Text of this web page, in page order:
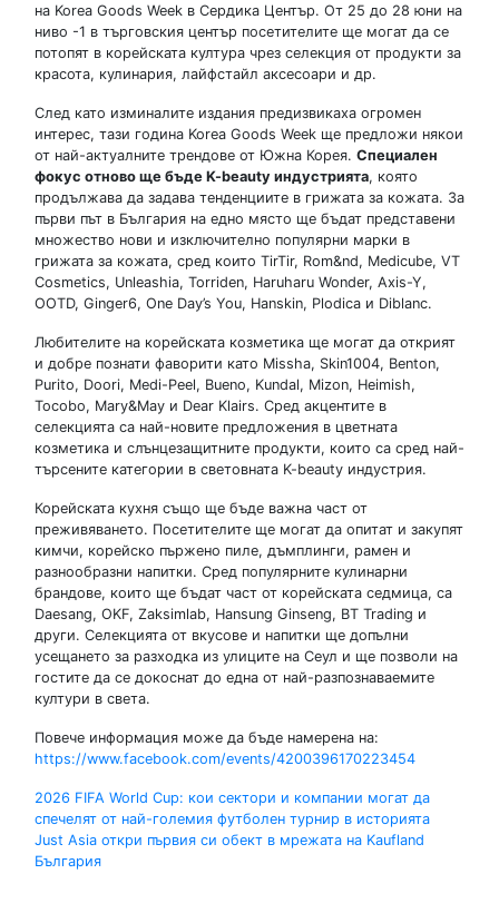
на Korea Goods Week в Сердика Център. От 25 до 28 юни на
ниво -1 в търговския център посетителите ще могат да се
потопят в корейската култура чрез селекция от продукти за
красота, кулинария, лайфстайл аксесоари и др.
След като изминалите издания предизвикаха огромен
интерес, тази година Korea Goods Week ще предложи някои
от най-актуалните трендове от Южна Корея. Специален
фокус отново ще бъде K-beauty индустрията, която
продължава да задава тенденциите в грижата за кожата. За
първи път в България на едно място ще бъдат представени
множество нови и изключително популярни марки в
грижата за кожата, сред които TirTir, Rom&nd, Medicube, VT
Cosmetics, Unleashia, Torriden, Haruharu Wonder, Axis-Y,
OOTD, Ginger6, One Day’s You, Hanskin, Plodica и Diblanc.
Любителите на корейската козметика ще могат да открият
и добре познати фаворити като Missha, Skin1004, Benton,
Purito, Doori, Medi-Peel, Bueno, Kundal, Mizon, Heimish,
Tocobo, Mary&May и Dear Klairs. Сред акцентите в
селекцията са най-новите предложения в цветната
козметика и слънцезащитните продукти, които са сред най-
търсените категории в световната K-beauty индустрия.
Корейската кухня също ще бъде важна част от
преживяването. Посетителите ще могат да опитат и закупят
кимчи, корейско пържено пиле, дъмплинги, рамен и
разнообразни напитки. Сред популярните кулинарни
брандове, които ще бъдат част от корейската седмица, са
Daesang, OKF, Zaksimlab, Hansung Ginseng, BT Trading и
други. Селекцията от вкусове и напитки ще допълни
усещането за разходка из улиците на Сеул и ще позволи на
гостите да се докоснат до една от най-разпознаваемите
култури в света.
Повече информация може да бъде намерена на:
https://www.facebook.com/events/4200396170223454
Навигация
2026 FIFA World Cup: кои сектори и компании могат да
спечелят от най-големия футболен турнир в историята
Just Asia откри първия си обект в мрежата на Kaufland
България